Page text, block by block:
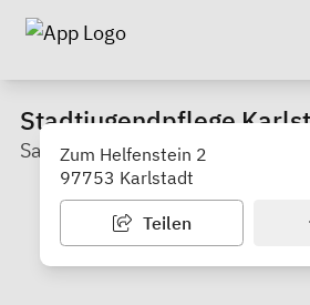
Stadtjugendpflege
Sakine Azodanlou
Zum Helfenstein 2
97753 Karlstadt
Teilen